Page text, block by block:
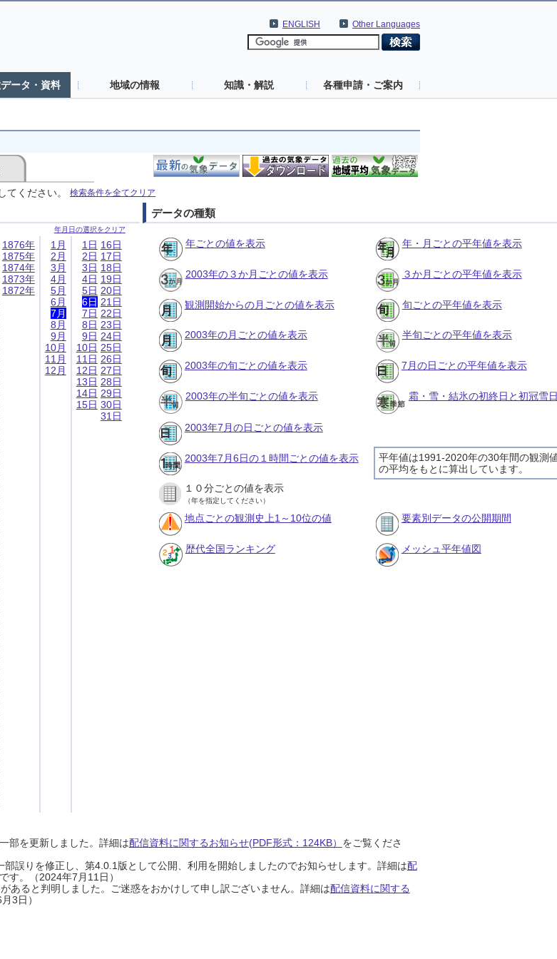
Other Languages
ENGLISH
ータ・資料 地域の情報 知識・解説 各種申請・ご案内
ください。 検索条件を全てクリア
年月日の選択をクリア
1876年
1875年
1874年
1873年
1872年
1月
2月
3月
4月
5月
6月
7月
8月
9月
10月
11月
12月
1日
2日
3日
4日
5日
6日
7日
8日
9日
10日
11日
12日
13日
14日
15日
16日
17日
18日
19日
20日
21日
22日
23日
24日
25日
26日
27日
28日
29日
30日
31日
データの種類
年ごとの値を表示 年・月ごとの平年値を表示
2003年の３か月ごとの値を表示 ３か月ごとの平年値を表示
観測開始からの月ごとの値を表示 旬ごとの平年値を表示
2003年の月ごとの値を表示 半旬ごとの平年値を表示
2003年の旬ごとの値を表示 7月の日ごとの平年値を表示
2003年の半旬ごとの値を表示 霜・雪・結氷の初終日と初冠雪
2003年7月の日ごとの値を表示
平年値は1991-2020年の30年間の観測
の平均をもとに算出しています。
2003年7月6日の１時間ごとの値を表示
１０分ごとの値を表示
（年を指定してください）
地点ごとの観測史上1～10位の値 要素別データの公開期間
歴代全国ランキング メッシュ平年値図
部を更新しました。詳細は配信資料に関するお知らせ(PDF形式：124KB） をご覧くださ
誤りを修正し、第4.0.1版として公開、利用を開始しましたのでお知らせします。詳細は配
す。（2024年7月11日）
あると判明しました。ご迷惑をおかけして申し訳ございません。詳細は配信資料に関する
3日）